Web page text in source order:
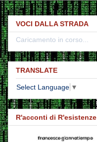
VOCI DALLA STRADA
Caricamento in corso...
TRANSLATE
Select Language ▼
R'acconti di R'esistenze